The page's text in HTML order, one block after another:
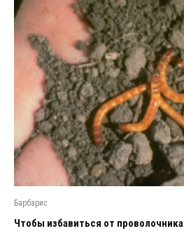
Барбарис
Чтобы избавиться от проволочника